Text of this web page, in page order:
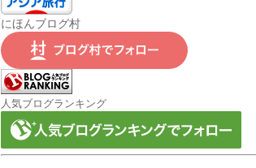
にほんブログ村
人気ブログランキング